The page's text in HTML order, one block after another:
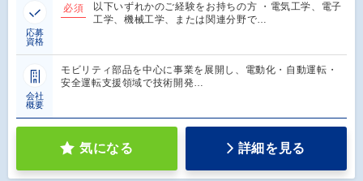
応募
資格
必須
以下いずれかのご経験をお持ちの方 ・電気工学、電子
工学、機械工学、または関連分野で…
会社
概要
モビリティ部品を中心に事業を展開し、電動化・自動運転・
安全運転支援領域で技術開発…
気になる 詳細を見る